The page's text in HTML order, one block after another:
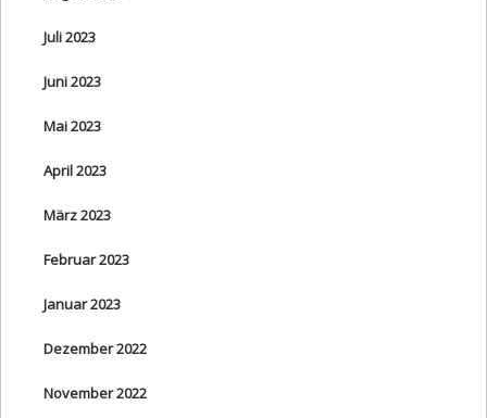
Juli 2023
Juni 2023
Mai 2023
April 2023
März 2023
Februar 2023
Januar 2023
Dezember 2022
November 2022